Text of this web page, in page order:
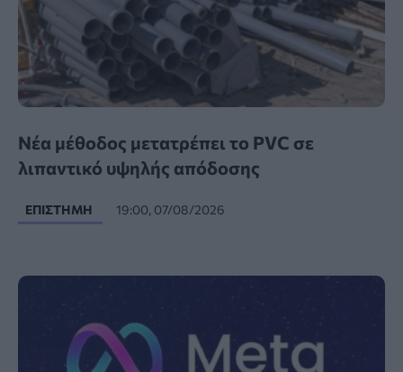
Νέα μέθοδος μετατρέπει το PVC σε
λιπαντικό υψηλής απόδοσης
ΕΠΙΣΤΉΜΗ 19:00, 07/08/2026